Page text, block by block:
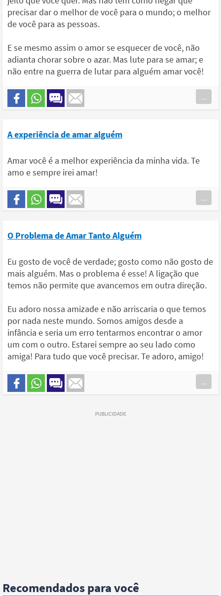
precisar dar o melhor de você para o mundo; o melhor
de você para as pessoas.
E se mesmo assim o amor se esquecer de você, não
adianta chorar sobre o azar. Mas lute para se amar; e
não entre na guerra de lutar para alguém amar você!
...
A experiência de amar alguém
Amar você é a melhor experiência da minha vida. Te
amo e sempre irei amar!
...
O Problema de Amar Tanto Alguém
Eu gosto de você de verdade; gosto como não gosto de
mais alguém. Mas o problema é esse! A ligação que
temos não permite que avancemos em outra direção.
Eu adoro nossa amizade e não arriscaria o que temos
por nada neste mundo. Somos amigos desde a
infância e seria um erro tentarmos encontrar o amor
um com o outro. Estarei sempre ao seu lado como
amiga! Para tudo que você precisar. Te adoro, amigo!
...
Recomendados para você